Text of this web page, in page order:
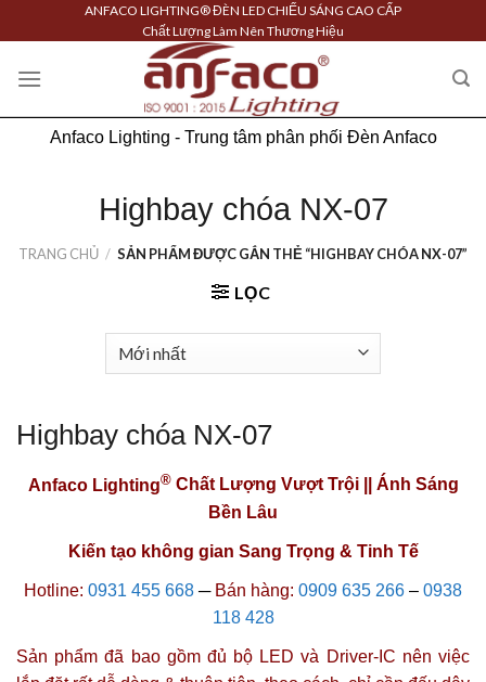
to
content
ANFACO LIGHTING® ĐÈN LED CHIẾU SÁNG CAO CẤP
Chất Lượng Làm Nên Thương Hiệu
Anfaco Lighting - Trung tâm phân phối Đèn Anfaco
Highbay chóa NX-07
TRANG CHỦ / SẢN PHẨM ĐƯỢC GẮN THẺ “HIGHBAY CHÓA NX-07”
LỌC
Highbay chóa NX-07
Anfaco Lighting® Chất Lượng Vượt Trội || Ánh Sáng
Bền Lâu
Kiến tạo không gian Sang Trọng & Tinh Tế
Hotline: 0931 455 668 ─Bán hàng: 0909 635 266 – 0938
118 428
Sản phẩm đã bao gồm đủ bộ LED và Driver-IC nên việc